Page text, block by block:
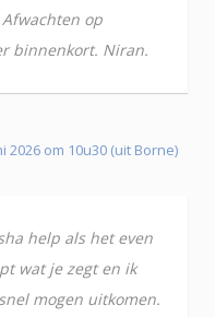
op
binnenkort. Niran.
2026 om 10u30 (uit Borne)
help als het even
wat je zegt en ik
mogen uitkomen.